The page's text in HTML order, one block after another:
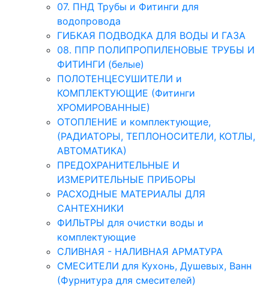
07. ПНД Трубы и Фитинги для
водопровода
ГИБКАЯ ПОДВОДКА ДЛЯ ВОДЫ И ГАЗА
08. ППР ПОЛИПРОПИЛЕНОВЫЕ ТРУБЫ И
ФИТИНГИ (белые)
ПОЛОТЕНЦЕСУШИТЕЛИ и
КОМПЛЕКТУЮЩИЕ (Фитинги
ХРОМИРОВАННЫЕ)
ОТОПЛЕНИЕ и комплектующие,
(РАДИАТОРЫ, ТЕПЛОНОСИТЕЛИ, КОТЛЫ,
АВТОМАТИКА)
ПРЕДОХРАНИТЕЛЬНЫЕ И
ИЗМЕРИТЕЛЬНЫЕ ПРИБОРЫ
РАСХОДНЫЕ МАТЕРИАЛЫ ДЛЯ
САНТЕХНИКИ
ФИЛЬТРЫ для очистки воды и
комплектующие
СЛИВНАЯ - НАЛИВНАЯ АРМАТУРА
СМЕСИТЕЛИ для Кухонь, Душевых, Ванн
(Фурнитура для смесителей)